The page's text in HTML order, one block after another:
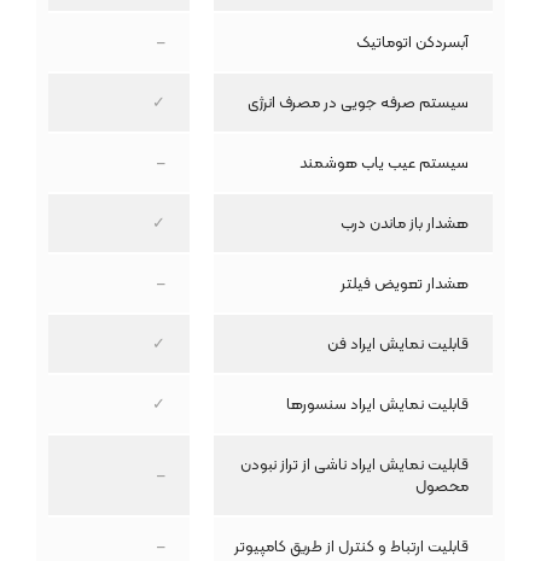
آبسردکن اتوماتیک –
سیستم صرفه جویی در مصرف انرژی ✓
سیستم عیب یاب هوشمند –
هشدار باز ماندن درب ✓
هشدار تعویض فیلتر –
قابلیت نمایش ایراد فن ✓
قابلیت نمایش ایراد سنسورها ✓
قابلیت نمایش ایراد ناشی از تراز نبودن
محصول –
قابلیت ارتباط و کنترل از طریق کامپیوتر –